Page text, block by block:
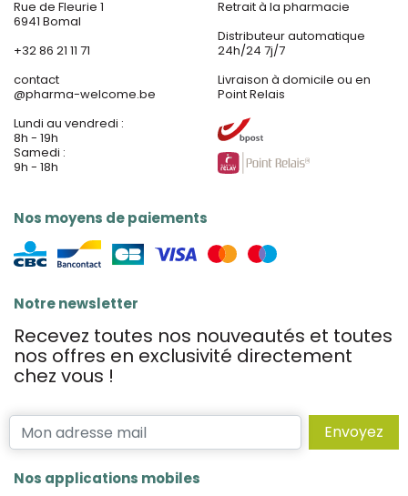
Rue de Fleurie 1
6941 Bomal
+32 86 21 11 71
contact
@pharma-welcome.be
Lundi au vendredi :
8h - 19h
Samedi :
9h - 18h
Nos moyens de paiements
Retrait à la pharmacie
Distributeur automatique
24h/24 7j/7
Livraison à domicile ou en
Point Relais
Notre newsletter
Recevez toutes nos nouveautés et toutes
nos offres en exclusivité directement
chez vous !
Envoyez
Nos applications mobiles